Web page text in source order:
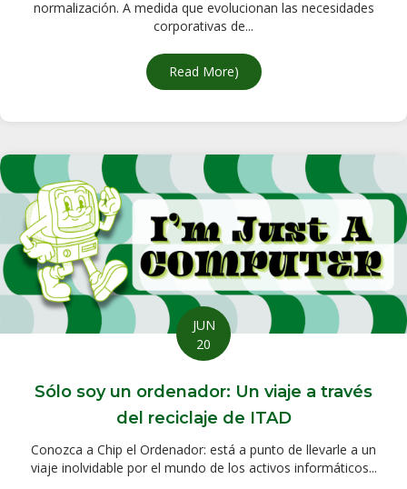
normalización. A medida que evolucionan las necesidades
corporativas de...
Read Moreabout CompuCycle
)
JUN
20
Sólo soy un ordenador: Un viaje a través
del reciclaje de ITAD
Conozca a Chip el Ordenador: está a punto de llevarle a un
viaje inolvidable por el mundo de los activos informáticos...